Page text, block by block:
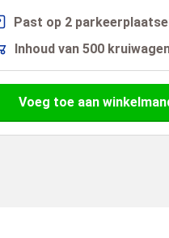
Past op 2
Inhoud van 500
Voeg toe aan